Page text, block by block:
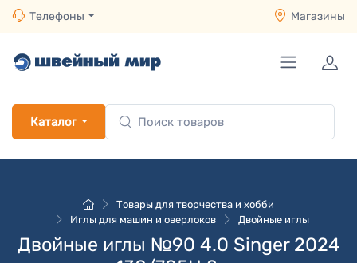
Телефоны Магазины
Каталог
Товары для творчества и хобби
Иглы для машин и оверлоков
Двойные иглы
Двойные иглы №90 4.0 Singer 2024